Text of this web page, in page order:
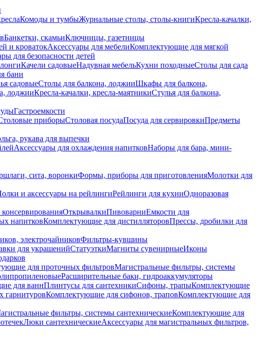
Комоды и тумбыЖурнальные столы, столы-книгиКресла-качалки,
Банкетки, скамьиКлючницы, газетницы
и кроватокАксессуары для мебелиКомплектующие для мягкой
для безопасности детей
Качели садовыеНадувная мебельКухни походныеСтолы для сада
бани
садовыеСтолы для балкона, лоджииШкафы для балкона,
лоджииКресла-качалки, кресла-маятникиСтулья для балкона,
Гастроемкости
приборыСтоловая посудаПосуда для сервировкиПредметы
рукава для выпечки
Аксессуары для охлаждения напитковНаборы для бара, мини-
сита, воронкиФормы, приборы для приготовленияМолотки для
и аксессуары на рейлингиРейлинги для кухниОдноразовая
ОткрывалкиПивоварниЕмкости для
напитковКомплектующие для дистилляторовПрессы, дробилки для
электрочайниковФильтры-кувшины
для украшенийСтатуэткиМагниты сувенирныеИконы
для проточных фильтровМагистральные фильтры, системы
Расширительные баки, гидроаккумуляторы
для ваннПлинтусы для сантехникиСифоны, трапыКомплектующие
гарнитуровКомплектующие для сифонов, траповКомплектующие для
фильтры, системы сантехническиеКомплектующие для
Люки сантехническиеАксессуары для магистральных фильтров,